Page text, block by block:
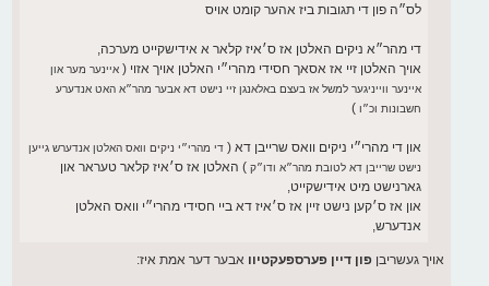
לס״ה פון די תגובות ביז אהער קומט אויס
די מהר״א ניקים האלטן אז ס׳איז קלאר א אידישקייט מערכה,
אויך האלטן זיי אז אסאך חסידי מהרי״י האלטן אויך אזוי ( איינער מער און
איינער ווייניגער למשל אז בעצם באלאנגן זיי נישט דא אבער מהר״א האט אנדערע
חשבונות וכ״ו )
און די מהרי״י ניקים וואס שרייבן דא ( די מהרי״י ניקים וואס האלטן אנדערש גייען
נישט שרייבן דא לטובת מהר״א ודו״ק ) האלטן אז ס׳איז קלאר טעראר און
גארנישט מיט אידישקייט,
און אז ס׳קען נישט זיין אז ס׳איז דא ביי חסידי מהרי״י וואס האלטן
אנדערש,
אויך געשריבן פון דיין פערספעקטיוו אבער דער אמת איז: